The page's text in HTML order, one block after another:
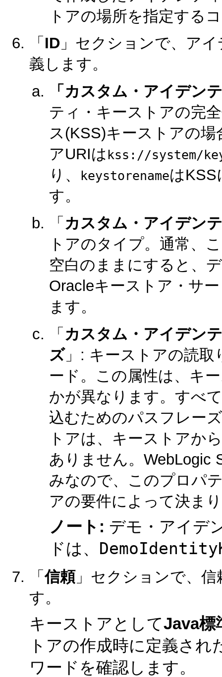
トアの場所を指定する
「 ID 」セクションで、ア
義します。
「カスタム・アイデン
ティ・キーストアの完
ス(KSS)キーストアの
アURIはkss://system/
り、 keystorenameはKSS
す。
「 カスタム・アイデン
トアのタイプ。通常、
空白のままにすると、
Oracleキーストア・サ
ます。
「 カスタム・アイデン
ズ」: キーストアの読取
ード。この属性は、キ
かが異なります。すべ
込むためのパスフレー
トアは、キーストアか
ありません。WebLogic
みなので、このプロパ
アの要件によって決ま
ノート: デモ・アイデ
ドは、
「信頼」セクションで、
す。
キーストアとしてJava標
トアの作成時に定義さ
ワードを確認します。